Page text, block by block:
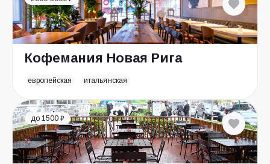
Кофемания Новая Рига
европейская итальянская
до 1500 ₽